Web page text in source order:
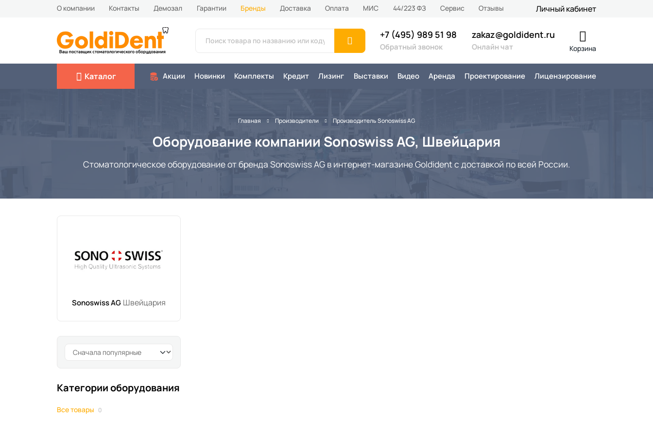
О компании Контакты Демозал Гарантии Бренды Доставка Оплата MИС 44/223 ФЗ Сервис Отзывы Личный кабинет
+7 (495) 989 51 98
Обратный звонок
zakaz@goldident.ru
Онлайн чат Корзина
Каталог Акции Новинки Комплекты Кредит Лизинг Выставки Видео Аренда Проектирование Лицензирование
Главная Производители Производитель Sonoswiss AG
Оборудование компании Sonoswiss AG, Швейцария
Стоматологическое оборудование от бренда Sonoswiss AG в интернет-магазине Goldident с доставкой по всей России.
Sonoswiss AG Швейцария
Категории оборудования
Все товары 0